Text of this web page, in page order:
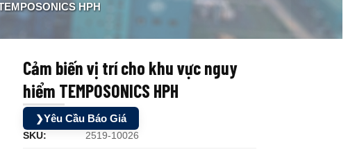
phòng nổ
HPH
Cảm biến vị trí cho khu vực nguy
hiểm TEMPOSONICS HPH
❯Yêu Cầu Báo Giá
SKU: 2519-10026